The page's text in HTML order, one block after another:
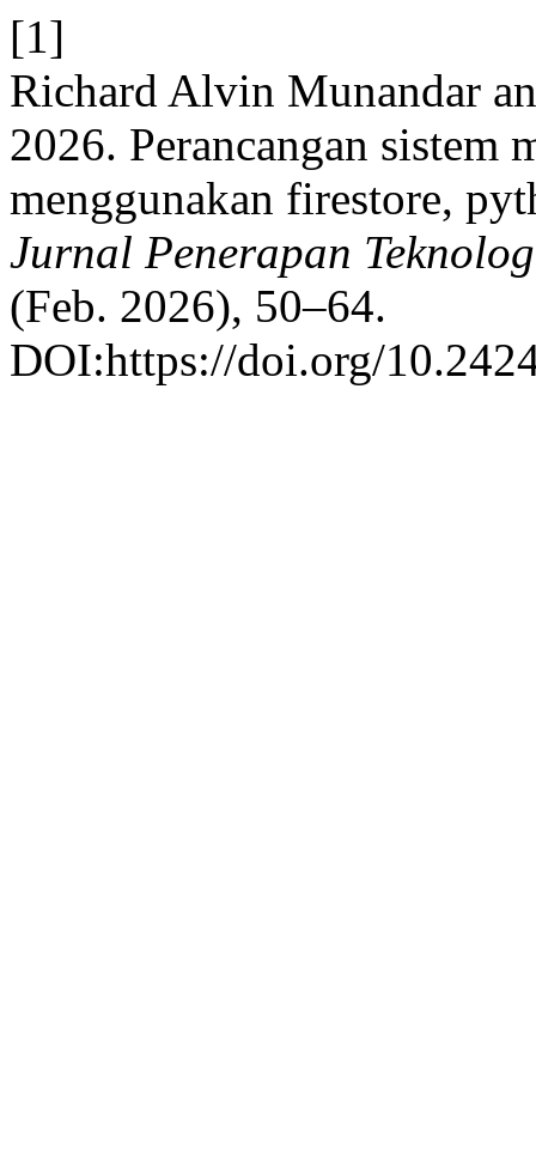
[1]
Richard Alvin Munandar
2026. Perancangan sistem
menggunakan firestore,
Jurnal Penerapan
(Feb. 2026), 50–64.
DOI:https://doi.org/